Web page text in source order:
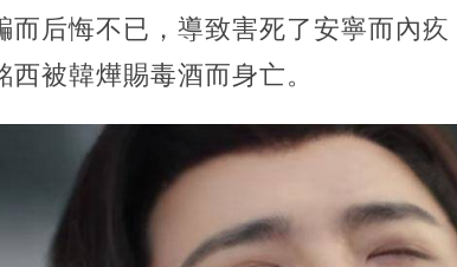
而后悔不已，導致害死了安寧而內
西被韓燁賜毒酒而身亡。